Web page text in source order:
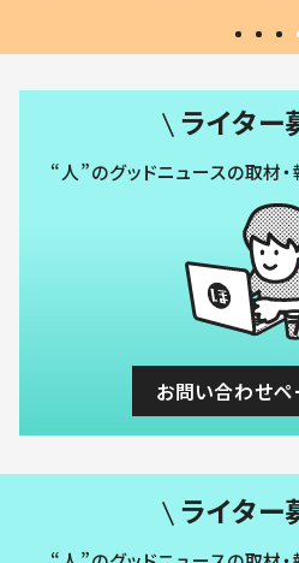
ライター
“人”のグッドニュースの取材
お問い合わせペ
ライター